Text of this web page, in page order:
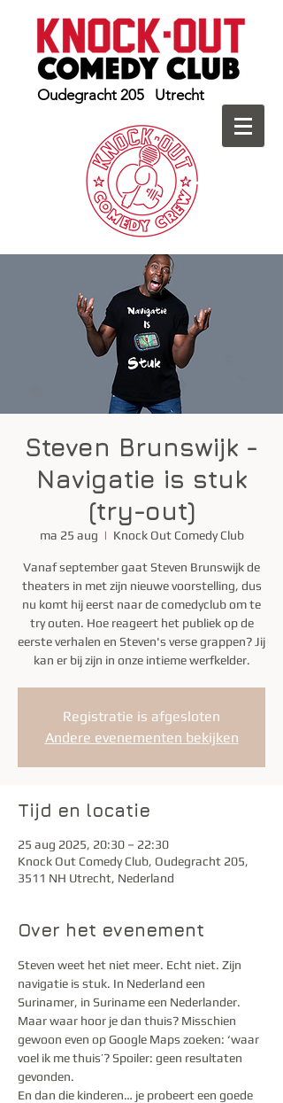
Oudegracht 205 Utrecht
Steven Brunswijk -
Navigatie is stuk
(try-out)
ma 25 aug
  |
Knock Out Comedy Club
Vanaf september gaat Steven Brunswijk de
theaters in met zijn nieuwe voorstelling, dus
nu komt hij eerst naar de comedyclub om te
try outen. Hoe reageert het publiek op de
eerste verhalen en Steven's verse grappen? Jij
kan er bij zijn in onze intieme werfkelder.
Registratie is afgesloten
Andere evenementen bekijken
Tijd en locatie
25 aug 2025, 20:30 – 22:30
Knock Out Comedy Club, Oudegracht 205,
3511 NH Utrecht, Nederland
Over het evenement
Steven weet het niet meer. Echt niet. Zijn
navigatie is stuk. In Nederland een
Surinamer, in Suriname een Nederlander.
Maar waar hoor je dan thuis? Misschien
gewoon even op Google Maps zoeken: ‘waar
voel ik me thuis’? Spoiler: geen resultaten
gevonden.
En dan die kinderen… je probeert een goede